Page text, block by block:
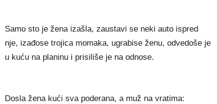
Samo sto je žena izašla, zaustavi se neki auto ispred
nje, izađose trojica momaka, ugrabise ženu, odvedoše je
u kuću na planinu i prisiliše je na odnose.
Dosla žena kući sva poderana, a muž na vratima: